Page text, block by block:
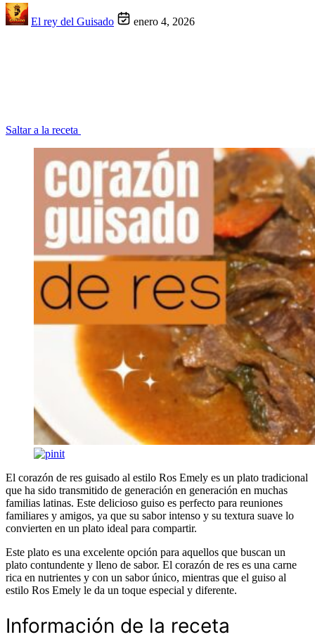
El rey del Guisado enero 4, 2026
Saltar a la receta
El corazón de res guisado al estilo Ros Emely es un plato tradicional
que ha sido transmitido de generación en generación en muchas
familias latinas. Este delicioso guiso es perfecto para reuniones
familiares y amigos, ya que su sabor intenso y su textura suave lo
convierten en un plato ideal para compartir.
Este plato es una excelente opción para aquellos que buscan un
plato contundente y lleno de sabor. El corazón de res es una carne
rica en nutrientes y con un sabor único, mientras que el guiso al
estilo Ros Emely le da un toque especial y diferente.
Información de la receta